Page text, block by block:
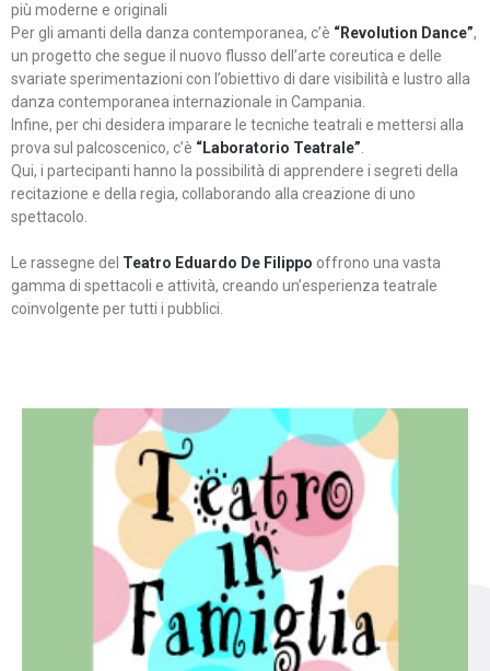
più moderne e originali
Per gli amanti della danza contemporanea, c’è “Revolution Dance”,
un progetto che segue il nuovo flusso dell’arte coreutica e delle
svariate sperimentazioni con l’obiettivo di dare visibilità e lustro alla
danza contemporanea internazionale in Campania.
Infine, per chi desidera imparare le tecniche teatrali e mettersi alla
prova sul palcoscenico, c’è “Laboratorio Teatrale”
Qui, i partecipanti hanno la possibilità di apprendere i segreti della
recitazione e della regia, collaborando alla creazione di uno
spettacolo.
Le rassegne del Teatro Eduardo De Filippo offrono una vasta
gamma di spettacoli e attività, creando un’esperienza teatrale
coinvolgente per tutti i pubblici.
Teatro in famiglia
Teatro In Famiglia è una rassegna di teatro concepita
per far condividere e godere del teatro all’intera
famiglia.
Continua